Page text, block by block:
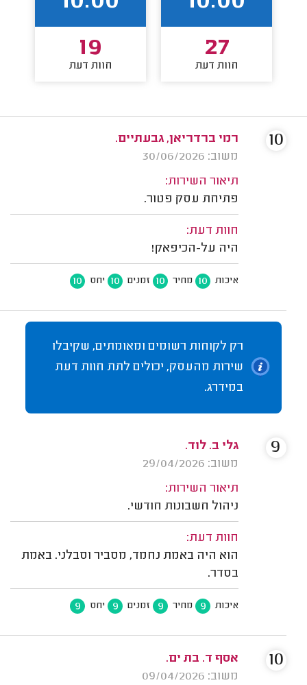
27
חוות דעת
19
חוות דעת
רמי ברדריאן, גבעתיים.
משוב: 30/06/2026
תיאור השירות:
פתיחת עסק פטור.
חוות דעת:
היה על-הכיפאק!
איכות 10 מחיר 10 זמנים 10 יחס 10
10
רק לקוחות רשומים ומאומתים, שקיבלו
שירות מהעסק, יכולים לתת חוות דעת
במידרג.
גלי ב. לוד.
משוב: 29/04/2026
תיאור השירות:
ניהול חשבונות חודשי.
חוות דעת:
הוא היה באמת נחמד, מסביר וסבלני. באמת
בסדר.
איכות 9 מחיר 9 זמנים 9 יחס 9
9
אסף ד. בת ים.
משוב: 09/04/2026
10